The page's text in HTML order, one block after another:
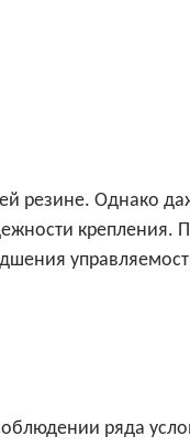
резине. Однако
крепления.
ряда